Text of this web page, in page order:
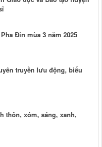
Đin mùa 3 năm 2025
truyền lưu động, biểu
thôn, xóm, sáng, xanh,